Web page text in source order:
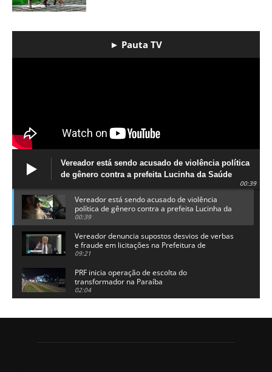
► Pauta TV
Vereador está sendo acusado de violência política
de gênero contra a prefeita Lucinha da Saúde
00:39
Vereador está sendo acusado de violência
política de gênero contra a prefeita Lucinha da
Saúde
00:39
Vereador denuncia supostos desvios de verbas
e fraude em licitações na Prefeitura de
Alhandra
09:21
PRF inicia operação de escolta do
transformador na Paraíba
02:04
candidatura a governador da Paraíba
Chapa dos sonhos: Cícero agradece a Galdino,